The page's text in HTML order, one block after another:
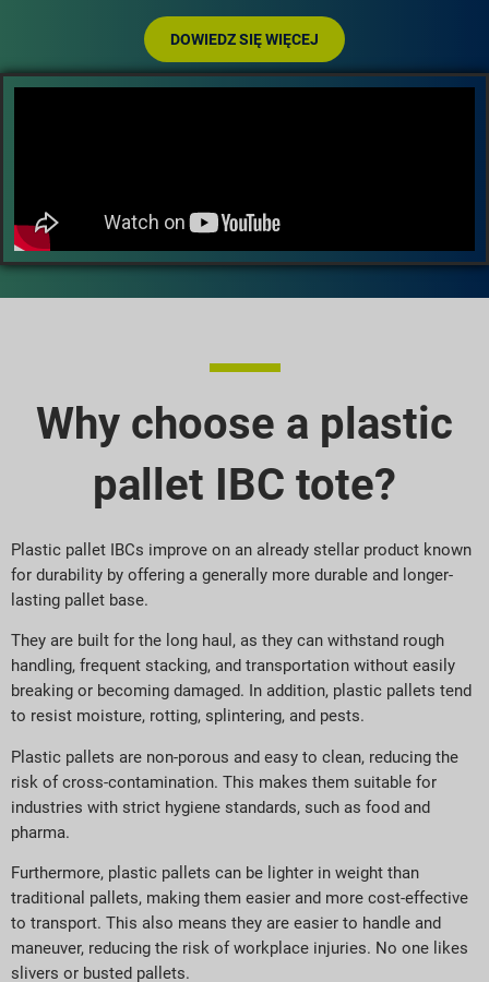
DOWIEDZ SIĘ WIĘCEJ
Why choose a plastic
pallet IBC tote?
Plastic pallet IBCs improve on an already stellar product known
for durability by offering a generally more durable and longer-
lasting pallet base.
They are built for the long haul, as they can withstand rough
handling, frequent stacking, and transportation without easily
breaking or becoming damaged. In addition, plastic pallets tend
to resist moisture, rotting, splintering, and pests.
Plastic pallets are non-porous and easy to clean, reducing the
risk of cross-contamination. This makes them suitable for
industries with strict hygiene standards, such as food and
pharma.
Furthermore, plastic pallets can be lighter in weight than
traditional pallets, making them easier and more cost-effective
to transport. This also means they are easier to handle and
maneuver, reducing the risk of workplace injuries. No one likes
slivers or busted pallets.